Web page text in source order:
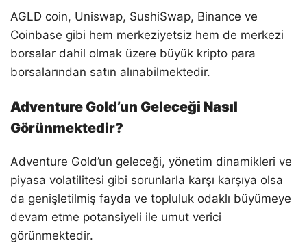
AGLD coin, Uniswap, SushiSwap, Binance ve
Coinbase gibi hem merkeziyetsiz hem de merkezi
borsalar dahil olmak üzere büyük kripto para
borsalarından satın alınabilmektedir.
Adventure Gold’un Geleceği Nasıl
Görünmektedir?
Adventure Gold’un geleceği, yönetim dinamikleri ve
piyasa volatilitesi gibi sorunlarla karşı karşıya olsa
da genişletilmiş fayda ve topluluk odaklı büyümeye
devam etme potansiyeli ile umut verici
görünmektedir.